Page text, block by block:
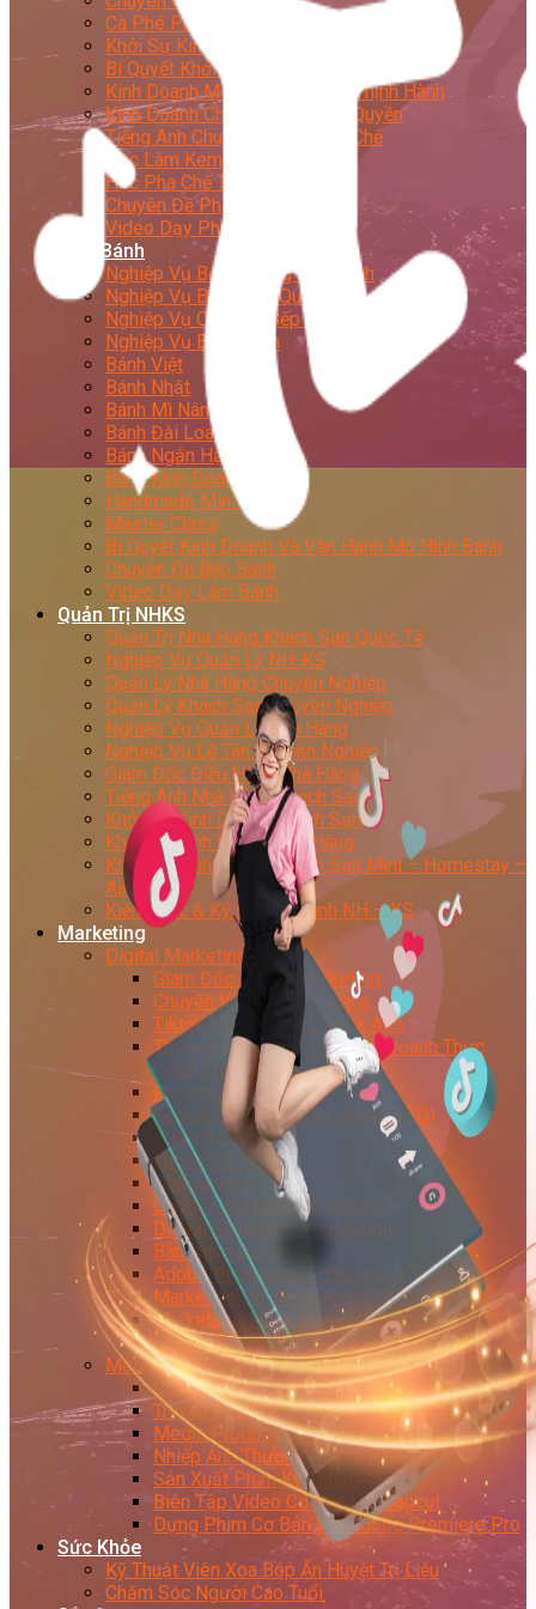
Cà Phê Pha Máy
Khởi Sự Kinh Doanh Cafe – Chuỗi Cafe
Bí Quyết Khởi Nghiệp Mô Hình Đồ Uống
Kinh Doanh Mô Hình Đồ Uống Thịnh Hành
Kinh Doanh Chuỗi Và Nhượng Quyền
Tiếng Anh Chuyên Ngành Pha Chế
Học Làm Kem
Học Pha Chế Trà Sữa
Chuyên Đề Pha Chế
Video Dạy Pha Chế
Làm Bánh
Nghiệp Vụ Bếp Trưởng Bếp Bánh
Nghiệp Vụ Bếp Bánh Quốc Tế
Nghiệp Vụ Quản Lý Bếp Bánh
Nghiệp Vụ Bánh Kem
Bánh Việt
Bánh Nhật
Bánh Mì Nâng Cao
Bánh Đài Loan
Bánh Ngắn Hạn
Bánh Kinh Doanh
Handmade Mini Cake
Master Class
Bí Quyết Kinh Doanh Và Vận Hành Mô Hình Bánh
Chuyên Đề Bếp Bánh
Video Dạy Làm Bánh
Quản Trị NHKS
Quản Trị Nhà Hàng Khách Sạn Quốc Tế
Nghiệp Vụ Quản Lý NH-KS
Quản Lý Nhà Hàng Chuyên Nghiệp
Quản Lý Khách Sạn Chuyên Nghiệp
Nghiệp Vụ Quản Lý Nhà Hàng
Nghiệp Vụ Lễ Tân Chuyên Nghiệp
Giám Đốc Điều Hành Nhà Hàng
Tiếng Anh Nhà Hàng Khách Sạn
Khởi Sự Kinh Doanh Khách Sạn
Khởi Sự Kinh Doanh Nhà Hàng
Khởi Sự Kinh Doanh Khách Sạn Mini – Homestay –
AirBnB
Kiến Thức & Kỹ Năng Ngành NH – KS
Marketing
Digital Marketing
Giám Đốc Digital Marketing
Chuyên Viên Social Media
Tiktok Marketing – Tiktok Ads
Thương Mại Điện Tử – Kinh Doanh Thực
Chiến Trên Shopee
Facebook Marketing
Search Engine Optimization (SEO)
Quản Trị Fanpage
Facebook Ads
Google Ads
Content Marketing Đa Kênh
Digital Marketing Foundation
Bán Hàng Đa Kênh
Adobe Photoshop – Illustrator
Marketing Online Ngành F&B
Marketing Online Ngành Chăm Sóc Sắc Đẹp
Chuyên Đề Digital Marketing
Media Production
Chuyên Viên Tổ Chức Sự Kiện
Truyền Thông Đa Phương Tiện
Media Production
Nhiếp Ảnh Thương Mại
Sản Xuất Phim Kỹ Thuật Số
Biên Tập Video Cơ Bản Với Capcut
Dựng Phim Cơ Bản Với Adobe Premiere Pro
Sức Khỏe
Kỹ Thuật Viên Xoa Bóp Ấn Huyệt Trị Liệu
Chăm Sóc Người Cao Tuổi